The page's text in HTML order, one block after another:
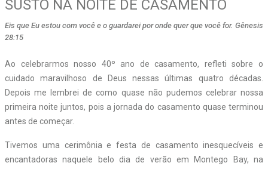
SUSTO NA NOITE DE CASAMENTO
Eis que Eu estou com você e o guardarei por onde quer que você for. Gênesis
28:15
Ao celebrarmos nosso 40º ano de casamento, refleti sobre o
cuidado maravilhoso de Deus nessas últimas quatro décadas.
Depois me lembrei de como quase não pudemos celebrar nossa
primeira noite juntos, pois a jornada do casamento quase terminou
antes de começar.
Tivemos uma cerimônia e festa de casamento inesquecíveis e
encantadoras naquele belo dia de verão em Montego Bay, na